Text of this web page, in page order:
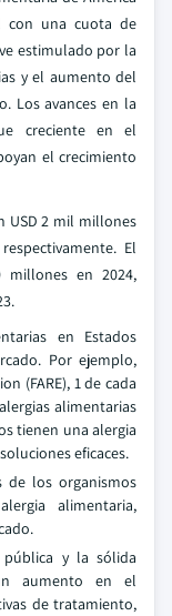
con una cuota de
estimulado por la
y el aumento del
Los avances en la
creciente en el
el crecimiento
USD 2 mil millones
El
millones en 2024,
en Estados
Por ejemplo,
(FARE), 1 de cada
alimentarias
tienen una alergia
eficaces.
de los organismos
alimentaria,
y la sólida
aumento en el
de tratamiento,